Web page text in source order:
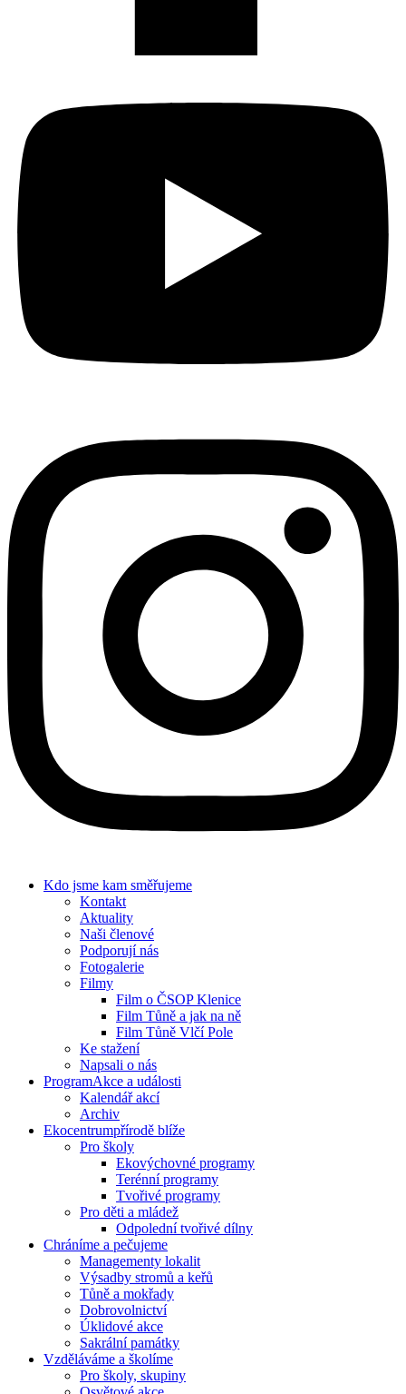
Kdo jsme kam směřujeme
Kontakt
Aktuality
Naši členové
Podporují nás
Fotogalerie
Filmy
Film o ČSOP Klenice
Film Tůně a jak na ně
Film Tůně Vlčí Pole
Ke stažení
Napsali o nás
ProgramAkce a události
Kalendář akcí
Archiv
Ekocentrumpřírodě blíže
Pro školy
Ekovýchovné programy
Terénní programy
Tvořivé programy
Pro děti a mládež
Odpolední tvořivé dílny
Chráníme a pečujeme
Managementy lokalit
Výsadby stromů a keřů
Tůně a mokřady
Dobrovolnictví
Úklidové akce
Sakrální památky
Vzděláváme a školíme
Pro školy, skupiny